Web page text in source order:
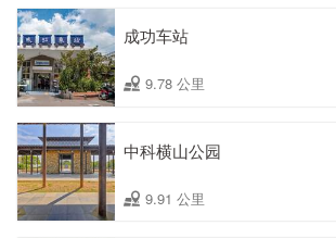
成功车站
9.78 公里
中科横山公园
9.91 公里